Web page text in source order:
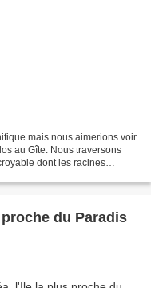
mais nous aimerions voir
au Gîte. Nous traversons
dont les racines
du Paradis